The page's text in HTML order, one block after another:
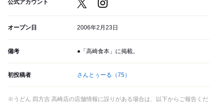
公式アカウント
オープン日 2006年2月23日
備考 ●「高崎食本」に掲載。
初投稿者 さんとぅーる （75）
※うどん 四方吉 高崎店の店舗情報に誤りがある場合は、以下からご報告くだ